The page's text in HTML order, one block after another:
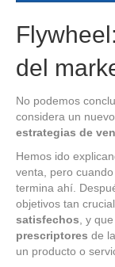
del
No podemos
considera un
estrategias de
Hemos ido
venta, pero
termina ahí.
objetivos tan
satisfechos , y
prescriptores de
un producto o